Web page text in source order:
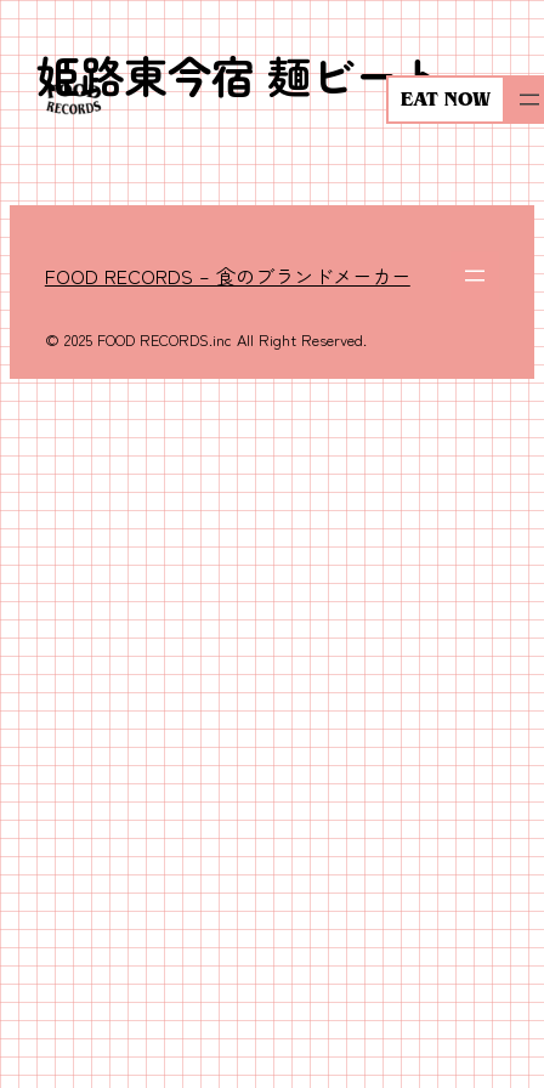
内
容
を
ス
キ
ッ
プ
EAT NOW
姫路東今宿 麺ビート
FOOD RECORDS – 食のブランドメーカー
© 2025 FOOD RECORDS.inc All Right Reserved.